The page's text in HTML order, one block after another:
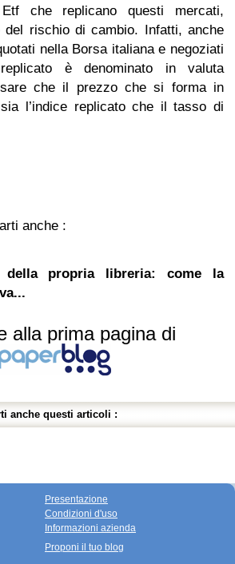
che replicano questi mercati,
del rischio di cambio. Infatti, anche
nella Borsa italiana e negoziati
è denominato in valuta
che il prezzo che si forma in
l’indice replicato che il tasso di
anche :
propria libreria: come la
alla prima pagina di
anche questi articoli :
Presentazione
Condizioni d'uso
Informazioni azienda
Proponi il tuo blog